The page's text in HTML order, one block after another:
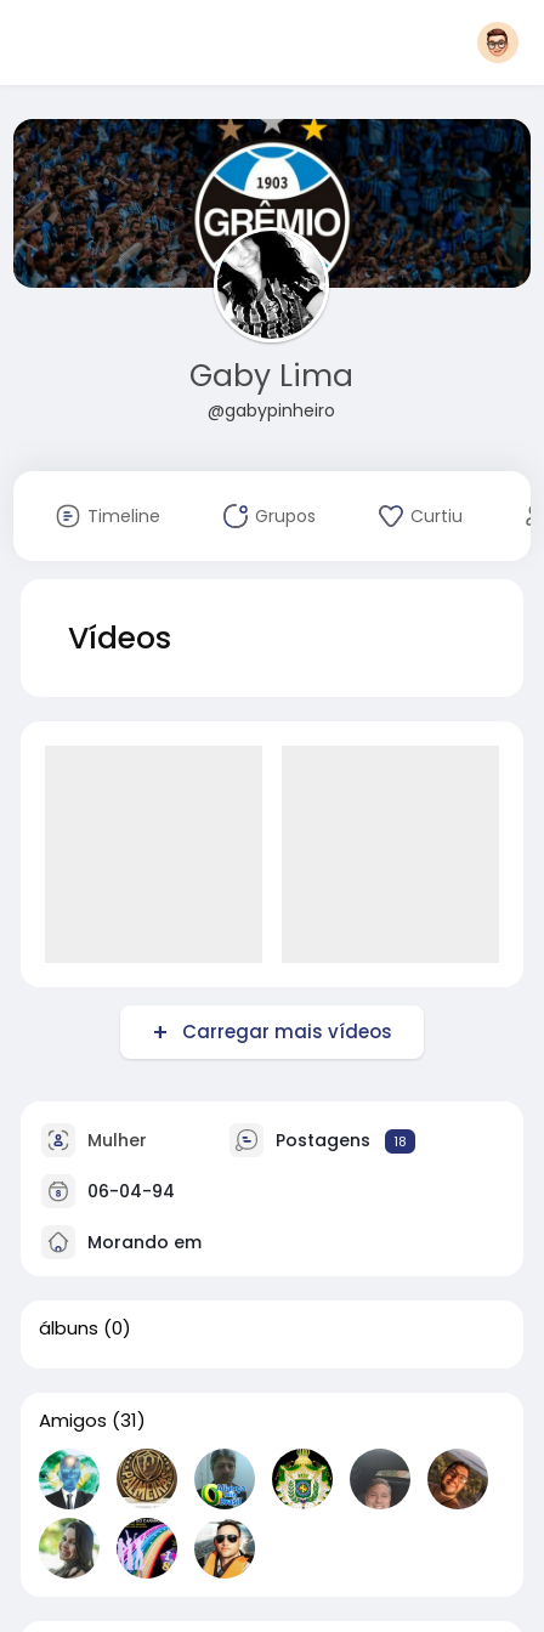
Gaby Lima
@gabypinheiro
Timeline Grupos Curtiu
Vídeos
Carregar mais vídeos
Mulher Postagens 18
06-04-94
Morando em
álbuns (0)
Amigos (31)